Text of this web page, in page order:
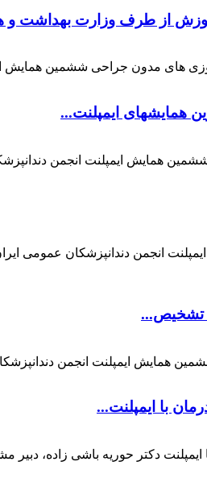
از طرف وزارت بهداشت و
های مدون جراحی ششمین همایش
همایشهای ایمپلنت...
همایش ایمپلنت انجمن
انجمن دندانپزشکان عمومی
تشخیص...
همایش ایمپلنت انجمن
با ایمپلنت...
دکتر حوریه باشی زاده،